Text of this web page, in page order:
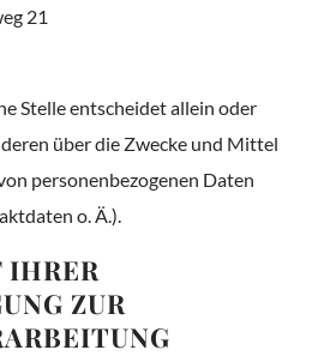
21
Stelle entscheidet allein oder
über die Zwecke und Mittel
personenbezogenen Daten
o. Ä.).
IHRER
ZUR